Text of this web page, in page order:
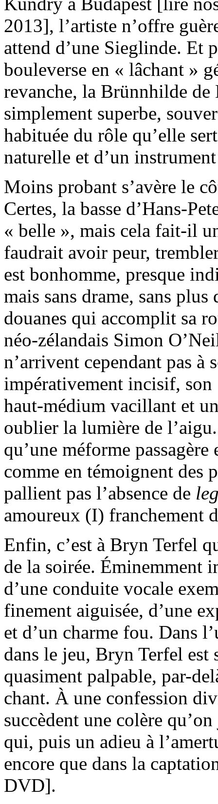
2013], l’artiste n’offre
attend d’une Sieglinde. Et
bouleverse en « lâchant »
revanche, la Brünnhilde
simplement superbe,
habituée du rôle qu’elle
naturelle et d’un
Moins probant s’avère le
Certes, la basse d’Hans-
« belle », mais cela fait-il
faudrait avoir peur,
est bonhomme, presque
mais sans drame, sans
douanes qui accomplit sa
néo-zélandais Simon
n’arrivent cependant pas à
impérativement incisif, son
haut-médium vacillant et
oublier la lumière de
qu’une méforme
comme en témoignent des
pallient pas l’absence de
amoureux (I) franchement
Enfin, c’est à Bryn Terfel
de la soirée. Éminemment
d’une conduite vocale
finement aiguisée, d’une
et d’un charme fou. Dans
dans le jeu, Bryn Terfel
quasiment palpable, par-
chant. À une confession
succèdent une colère
qui, puis un adieu à
encore que dans la
DVD].